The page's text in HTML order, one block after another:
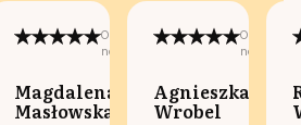
Opublikowano
na:
Magdalena
Masłowska
na:
Agnieszka
Wrobel